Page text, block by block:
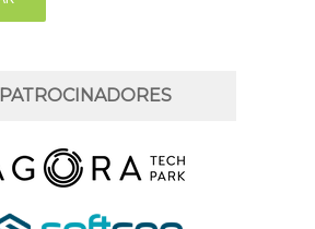
PATROCINADORES